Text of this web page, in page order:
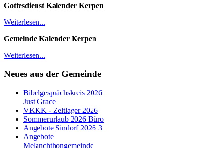
Gottesdienst Kalender Kerpen
Weiterlesen...
Gemeinde Kalender Kerpen
Weiterlesen...
Neues aus der Gemeinde
Bibelgesprächskreis 2026
Just Grace
VKKK - Zeltlager 2026
Sommerurlaub 2026 Büro
Angebote Sindorf 2026-3
Angebote
Melanchthongemeinde